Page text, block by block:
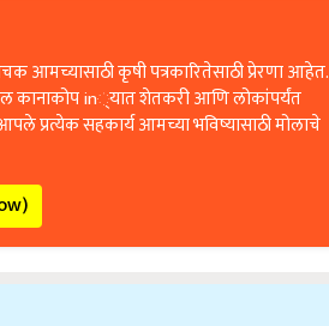
आमच्यासाठी कृषी पत्रकारितेसाठी प्रेरणा आहेत.
कानाकोप in्यात शेतकरी आणि लोकांपर्यंत
प्रत्येक सहकार्य आमच्या भविष्यासाठी मोलाचे